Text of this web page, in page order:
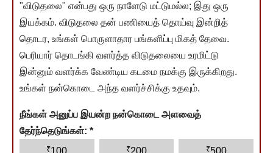
"விடுதலை" என்பது ஒரு நாளேடு மட்டுமல்ல; இது ஒரு
இயக்கம். விடுதலை தன் பணியைத் தொய்வு இன்றித்
தொடர, உங்கள் பொருளாதார பங்களிப்பு மிகத் தேவை.
பெரியார் தொடங்கி வளர்த்த விடுதலையை உரமிட்டு
இன்னும் வளர்க்க வேண்டிய கடமை நமக்கு இருக்கிறது.
உங்கள் நன்கொடை அந்த வளர்ச்சிக்கு உதவும்.
நீங்கள் அனுப்ப இயன்ற நன்கொடை அளவைத்
தேர்ந்தெடுங்கள்: *
₹ ₹ ₹